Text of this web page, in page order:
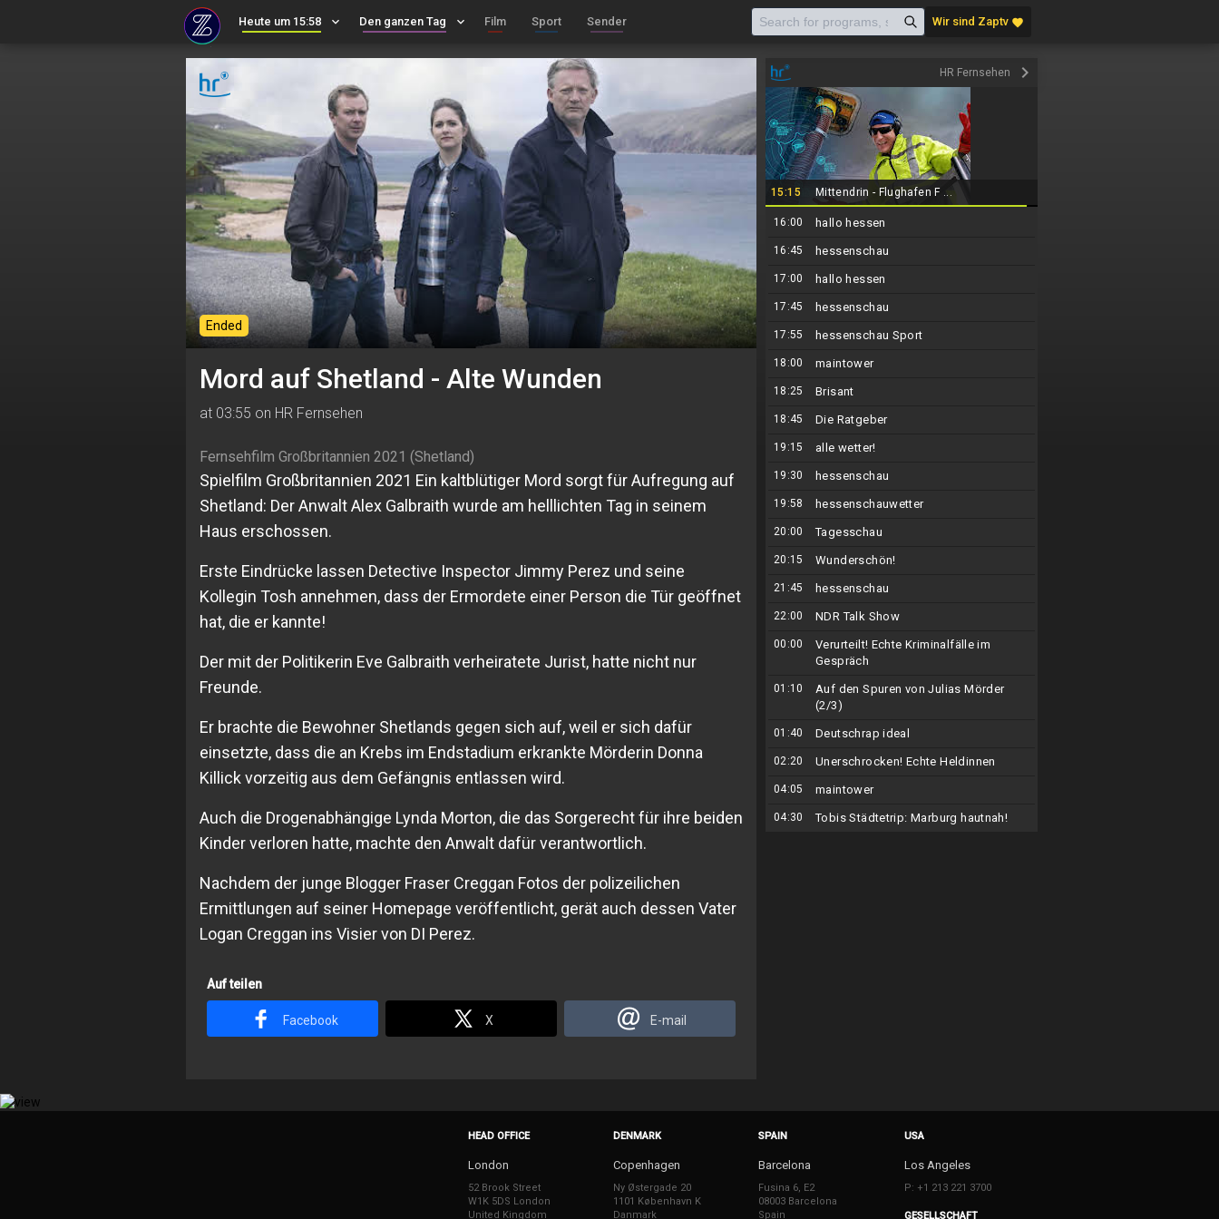
Heute um 15:58 keyboard_arrow_down Den ganzen Tag keyboard_arrow_down Film Sport Sender Wir sind Zaptv favorite
Ended
Mord auf Shetland - Alte Wunden
at 03:55 on HR Fernsehen
Fernsehfilm Großbritannien 2021 (Shetland)
Spielfilm Großbritannien 2021 Ein kaltblütiger Mord sorgt für Aufregung auf
Shetland: Der Anwalt Alex Galbraith wurde am helllichten Tag in seinem
Haus erschossen.
Erste Eindrücke lassen Detective Inspector Jimmy Perez und seine
Kollegin Tosh annehmen, dass der Ermordete einer Person die Tür geöffnet
hat, die er kannte!
Der mit der Politikerin Eve Galbraith verheiratete Jurist, hatte nicht nur
Freunde.
Er brachte die Bewohner Shetlands gegen sich auf, weil er sich dafür
einsetzte, dass die an Krebs im Endstadium erkrankte Mörderin Donna
Killick vorzeitig aus dem Gefängnis entlassen wird.
Auch die Drogenabhängige Lynda Morton, die das Sorgerecht für ihre beiden
Kinder verloren hatte, machte den Anwalt dafür verantwortlich.
Nachdem der junge Blogger Fraser Creggan Fotos der polizeilichen
Ermittlungen auf seiner Homepage veröffentlicht, gerät auch dessen Vater
Logan Creggan ins Visier von DI Perez.
Auf teilen
Facebook X E-mail
HR Fernsehen keyboard_arrow_right
15:15 Mittendrin - Flughafen F ...
16:00 hallo hessen
16:45 hessenschau
17:00 hallo hessen
17:45 hessenschau
17:55 hessenschau Sport
18:00 maintower
18:25 Brisant
18:45 Die Ratgeber
19:15 alle wetter!
19:30 hessenschau
19:58 hessenschauwetter
20:00 Tagesschau
20:15 Wunderschön!
21:45 hessenschau
22:00 NDR Talk Show
00:00
Verurteilt! Echte Kriminalfälle im
Gespräch
01:10
Auf den Spuren von Julias Mörder
(2/3)
01:40 Deutschrap ideal
02:20 Unerschrocken! Echte Heldinnen
04:05 maintower
04:30 Tobis Städtetrip: Marburg hautnah!
HEAD OFFICE
London
52 Brook Street
W1K 5DS London
United Kingdom
DENMARK
Copenhagen
Ny Østergade 20
1101 København K
Danmark
SPAIN
Barcelona
Fusina 6, E2
08003 Barcelona
Spain
USA
Los Angeles
P: +1 213 221 3700
GESELLSCHAFT